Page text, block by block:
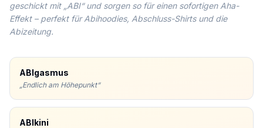
geschickt mit „ABI“ und sorgen so für einen sofortigen Aha-
Effekt – perfekt für Abihoodies, Abschluss-Shirts und die
Abizeitung.
ABIgasmus
„Endlich am Höhepunkt“
ABIkini